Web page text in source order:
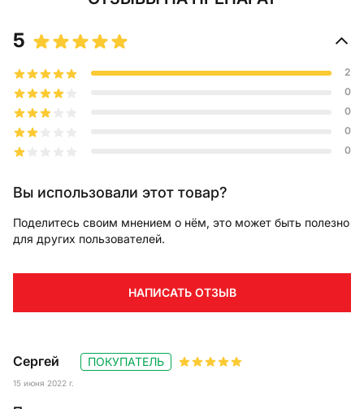
Сергей
15 июня 2022 г.
ПОКУПАТЕЛЬ
5
2
0
0
0
0
Вы использовали этот товар?
Поделитесь своим мнением о нём, это может быть полезно
для других пользователей.
НАПИСАТЬ ОТЗЫВ